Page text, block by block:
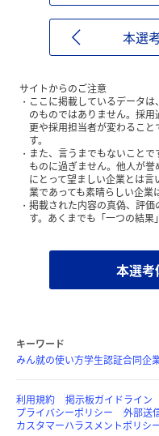
本選
サイトからのご注意
ここに掲載しているデータ
のものではありません。採
更や採用担当者が変わるこ
す。
また、言うまでもないこと
ものに過ぎません。他人が
にとって望ましい企業とは
業であっても素晴らしい企業
掲載された内容の真偽、評
す。あくまでも「一つの結果
本選考
キーワード
みん就の使い方学生認証合同企
利用規約 掲示板ガイドライン
プライバシーポリシー
外部送
カスタマーハラスメントポリシ